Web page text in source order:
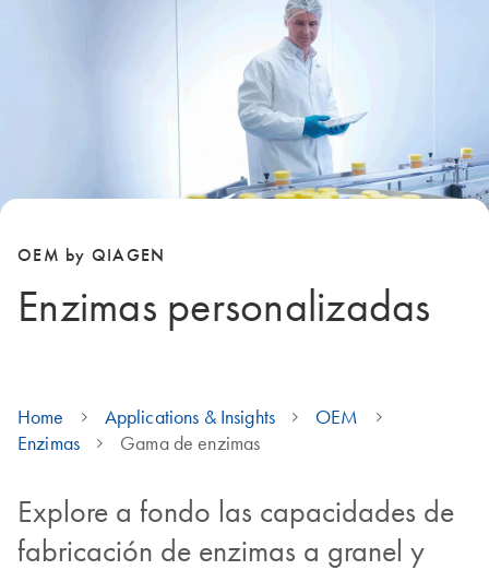
OEM by QIAGEN
Enzimas personalizadas
Home Applications & Insights
OEM
Enzimas
Gama de enzimas
Explore a fondo las capacidades de
fabricación de enzimas a granel y